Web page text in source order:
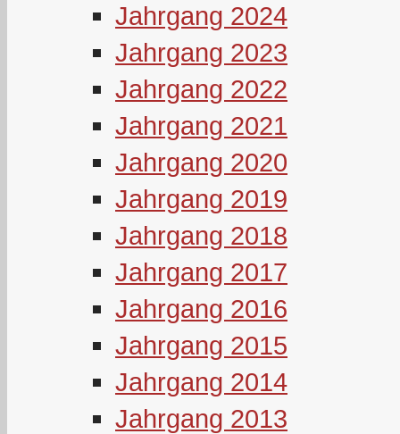
Jahrgang 2024
Jahrgang 2023
Jahrgang 2022
Jahrgang 2021
Jahrgang 2020
Jahrgang 2019
Jahrgang 2018
Jahrgang 2017
Jahrgang 2016
Jahrgang 2015
Jahrgang 2014
Jahrgang 2013